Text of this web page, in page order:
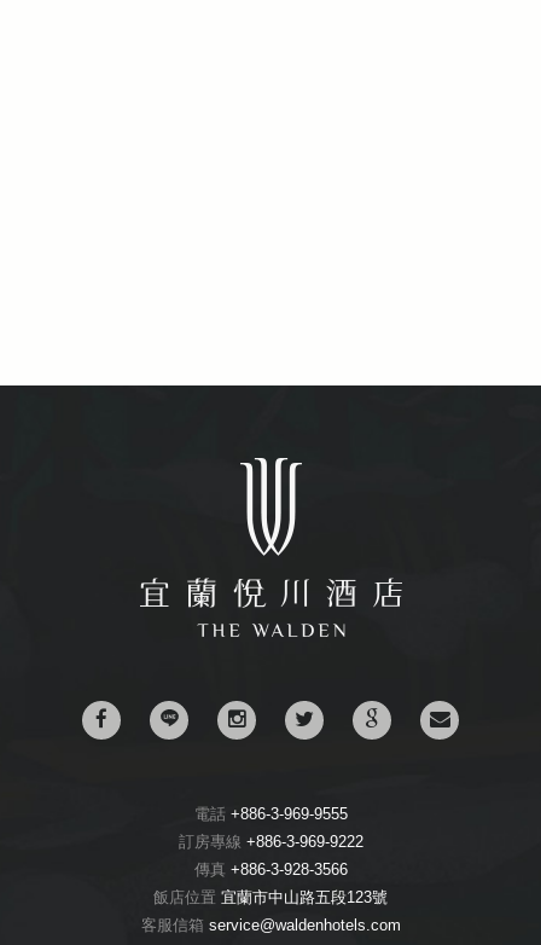
電話 +886-3-969-9555
訂房專線 +886-3-969-9222
傳真 +886-3-928-3566
飯店位置 宜蘭市中山路五段123號
客服信箱 service@waldenhotels.com